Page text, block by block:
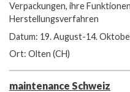
Verpackungen, ihre
Herstellungsverfahren
Datum: 19. August-14.
Ort: Olten (CH)
maintenance Schweiz